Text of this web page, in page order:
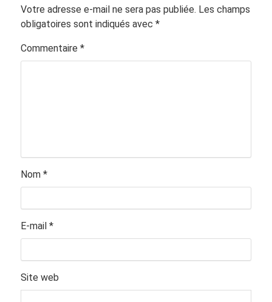
Votre adresse e-mail ne sera pas publiée. Les champs
obligatoires sont indiqués avec *
Commentaire *
Nom *
E-mail *
Site web